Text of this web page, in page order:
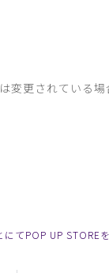
更されている場
てPOP UP STORE